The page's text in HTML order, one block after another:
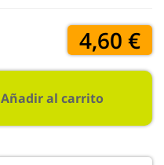
4,60 €
Añadir al carrito